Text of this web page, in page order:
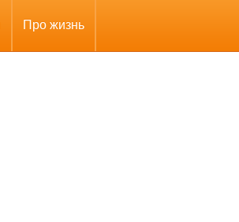
Про жизнь